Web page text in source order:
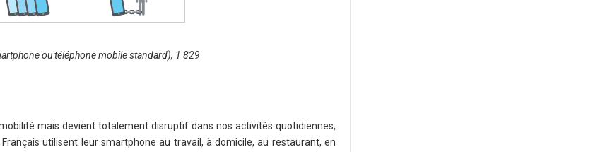
ou téléphone mobile standard), 1 829
mais devient totalement disruptif dans nos activités quotidiennes,
utilisent leur smartphone au travail, à domicile, au restaurant, en